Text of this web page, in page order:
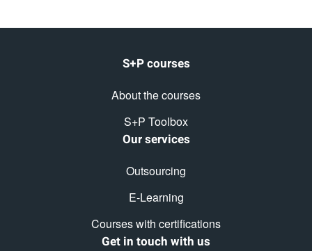
S+P courses
About the courses
S+P Toolbox
Our services
Outsourcing
E-Learning
Courses with certifications
Get in touch with us